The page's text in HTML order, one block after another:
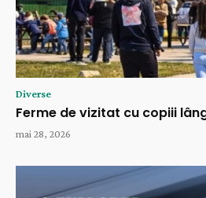
Diverse
Ferme de vizitat cu copiii
mai 28, 2026